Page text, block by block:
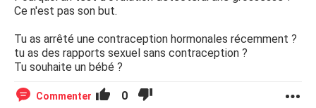
Ce n'est pas son but.
Tu as arrêté une contraception hormonales récemment ?
tu as des rapports sexuel sans contraception ?
Tu souhaite un bébé ?
Commenter 0